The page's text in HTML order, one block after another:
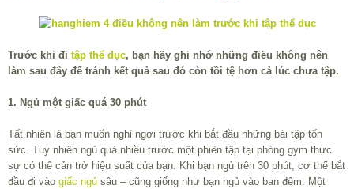
Trước khi đi tập thể dục, bạn hãy ghi nhớ những điều không nên
làm sau đây để tránh kết quả sau đó còn tồi tệ hơn cả lúc chưa tập.
1. Ngủ một giấc quá 30 phút
Tất nhiên là bạn muốn nghỉ ngơi trước khi bắt đầu những bài tập tốn
sức. Tuy nhiên ngủ quá nhiều trước một phiên tập tại phòng gym thực
sự có thể cản trở hiệu suất của bạn. Khi bạn ngủ trên 30 phút, cơ thể bắt
đầu đi vào giấc ngủ sâu – cũng giống như bạn ngủ vào ban đêm. Một